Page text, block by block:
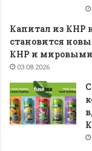
Капитал из КНР
становится
КНР и
03.08.2026